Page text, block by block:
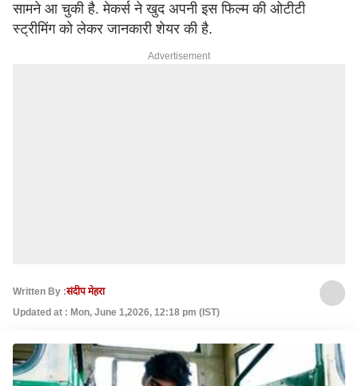
सामने आ चुकी है. मेकर्स ने खुद अपनी इस फिल्म की ओटीटी
स्ट्रीमिंग को लेकर जानकारी शेयर की है.
Advertisement
Written By :संदीप मेहरा
Updated at : Mon, June 1,2026, 12:18 pm (IST)